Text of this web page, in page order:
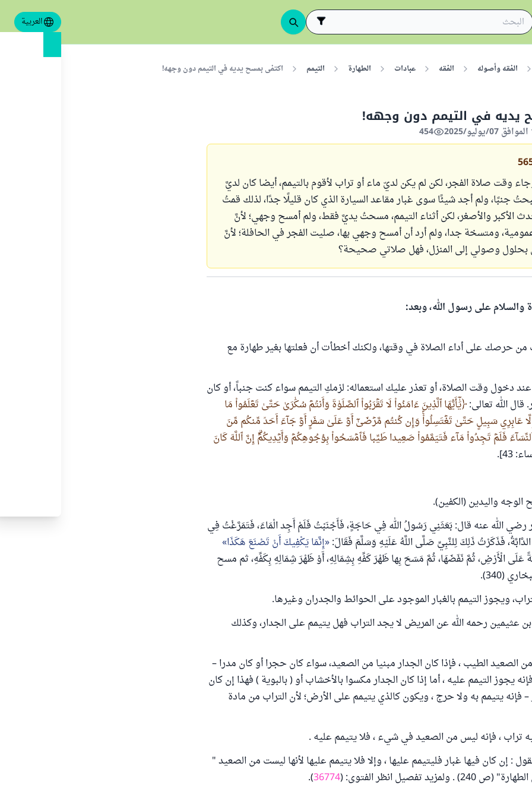
العربية
الفقه وأصوله الفقه عبادات الطهارة التيمم اكتفى بمسح يديه في التيمم دون وجهه!
يديه في التيمم دون وجهه!
454
وقت صلاة الفجر، لكن لم يكن لديّ ماء أو تراب لأقوم بالتيمم، أيضا كان لديَّ
جنبًا، ولم أجد شيئًا سوى غبار مقاعد السيارة الذي كان قليلًا جدًا، لذلك قمتُ
الأكبر والأصغر، لكن أثناء التيمم، مسحتُ يديَّ فقط، ولم أمسح وجهي؛ لأنَّ
ومتسخة جدا، ولم أرد أن أمسح وجهي بها، صليت الفجر في الحافلة؛ لأنَّ
بحلول وصولي إلى المنزل، فهل صلاتي صحيحة؟
والسلام على رسول الله، وبعد:
حرصك على أداء الصلاة في وقتها، ولكنك أخطأت أن فعلتها بغير طهارة مع
دخول وقت الصلاة، أو تعذر عليك استعماله: لزمكِ التيمم سواء كنت جنباً، أو كان
الله تعالى: يَٰٓأَيُّهَا ٱلَّذِينَ ءَامَنُواْ لَا تَقۡرَبُواْ ٱلصَّلَوٰةَ وَأَنتُمۡ سُكَٰرَىٰ حَتَّىٰ تَعۡلَمُواْ مَا
عَابِرِي سَبِيلٍ حَتَّىٰ تَغۡتَسِلُواْۚ وَإِن كُنتُم مَّرۡضَىٰٓ أَوۡ عَلَىٰ سَفَرٍ أَوۡ جَآءَ أَحَدٞ مِّنكُم مِّنَ
فَلَمۡ تَجِدُواْ مَآء فَتَيَمَّمُواْ صَعِيدا طَيِّبا فَٱمۡسَحُواْ بِوُجُوهِكُمۡ وَأَيۡدِيكُمۡۗ إِنَّ ٱللَّهَ كَانَ
43].
الوجه واليدين (الكفين).
رضي الله عنه قال: بَعَثَنِي رَسُولُ الله فِي حَاجَةٍ، فَأَجْنَبْتُ فَلَمْ أَجِد الْمَاءَ، فَتَمَرَّغْتُ فِي
فَذَكَرْتُ ذَلِكَ لِلنَّبِيِّ صَلَّى اللَّهُ عَلَيْهِ وَسَلَّمَ فَقَالَ: إِنَّمَا ‌يَكْفِيكَ ‌أَنْ ‌تَصْنَعَ ‌هَكَذَا
الْأَرْضِ، ثُمَّ نَفَضَهَا، ثُمَّ مَسَحَ بِها ظَهْرَ كَفِّهِ بِشِمَالِهِ، أَوْ ظَهْرَ شِمَالِهِ بِكَفِّهِ، ثم مسح
(340).
ويجوز التيمم بالغبار الموجود على الحوائط والجدران وغيرها.
عثيمين رحمه الله عن المريض لا يجد التراب فهل يتيمم على الجدار، وكذلك
الصعيد الطيب ، فإذا كان الجدار مبنيا من الصعيد، سواء كان حجرا أو كان مدرا –
يجوز التيمم عليه ، أما إذا كان الجدار مكسوا بالأخشاب أو ( بالبوية ) فهذا إن كان
فإنه يتيمم به ولا حرج ، ويكون كالذي يتيمم على الأرض؛ لأن التراب من مادة
تراب ، فإنه ليس من الصعيد في شيء ، فلا يتيمم عليه .
: إن كان فيها غبار فليتيمم عليها ، وإلا فلا يتيمم عليها لأنها ليست من الصعيد "
تفصيل انظر الفتوى: (
36774
).